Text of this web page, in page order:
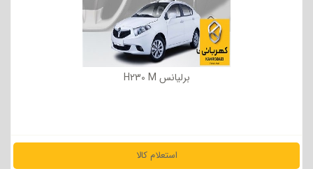
برلیانس H230 M
استعلام کالا